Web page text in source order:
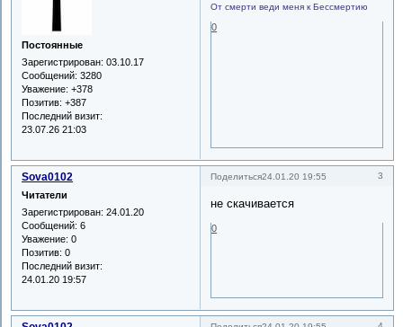
Постоянные
Зарегистрирован: 03.10.17
Сообщений: 3280
Уважение: +378
Позитив: +387
Последний визит:
23.07.26 21:03
От смерти веди меня к Бессмертию
0
Поделиться 3
24.01.20 19:55
Sova0102
Читатели
Зарегистрирован: 24.01.20
Сообщений: 6
Уважение: 0
Позитив: 0
Последний визит:
24.01.20 19:57
не скачивается
0